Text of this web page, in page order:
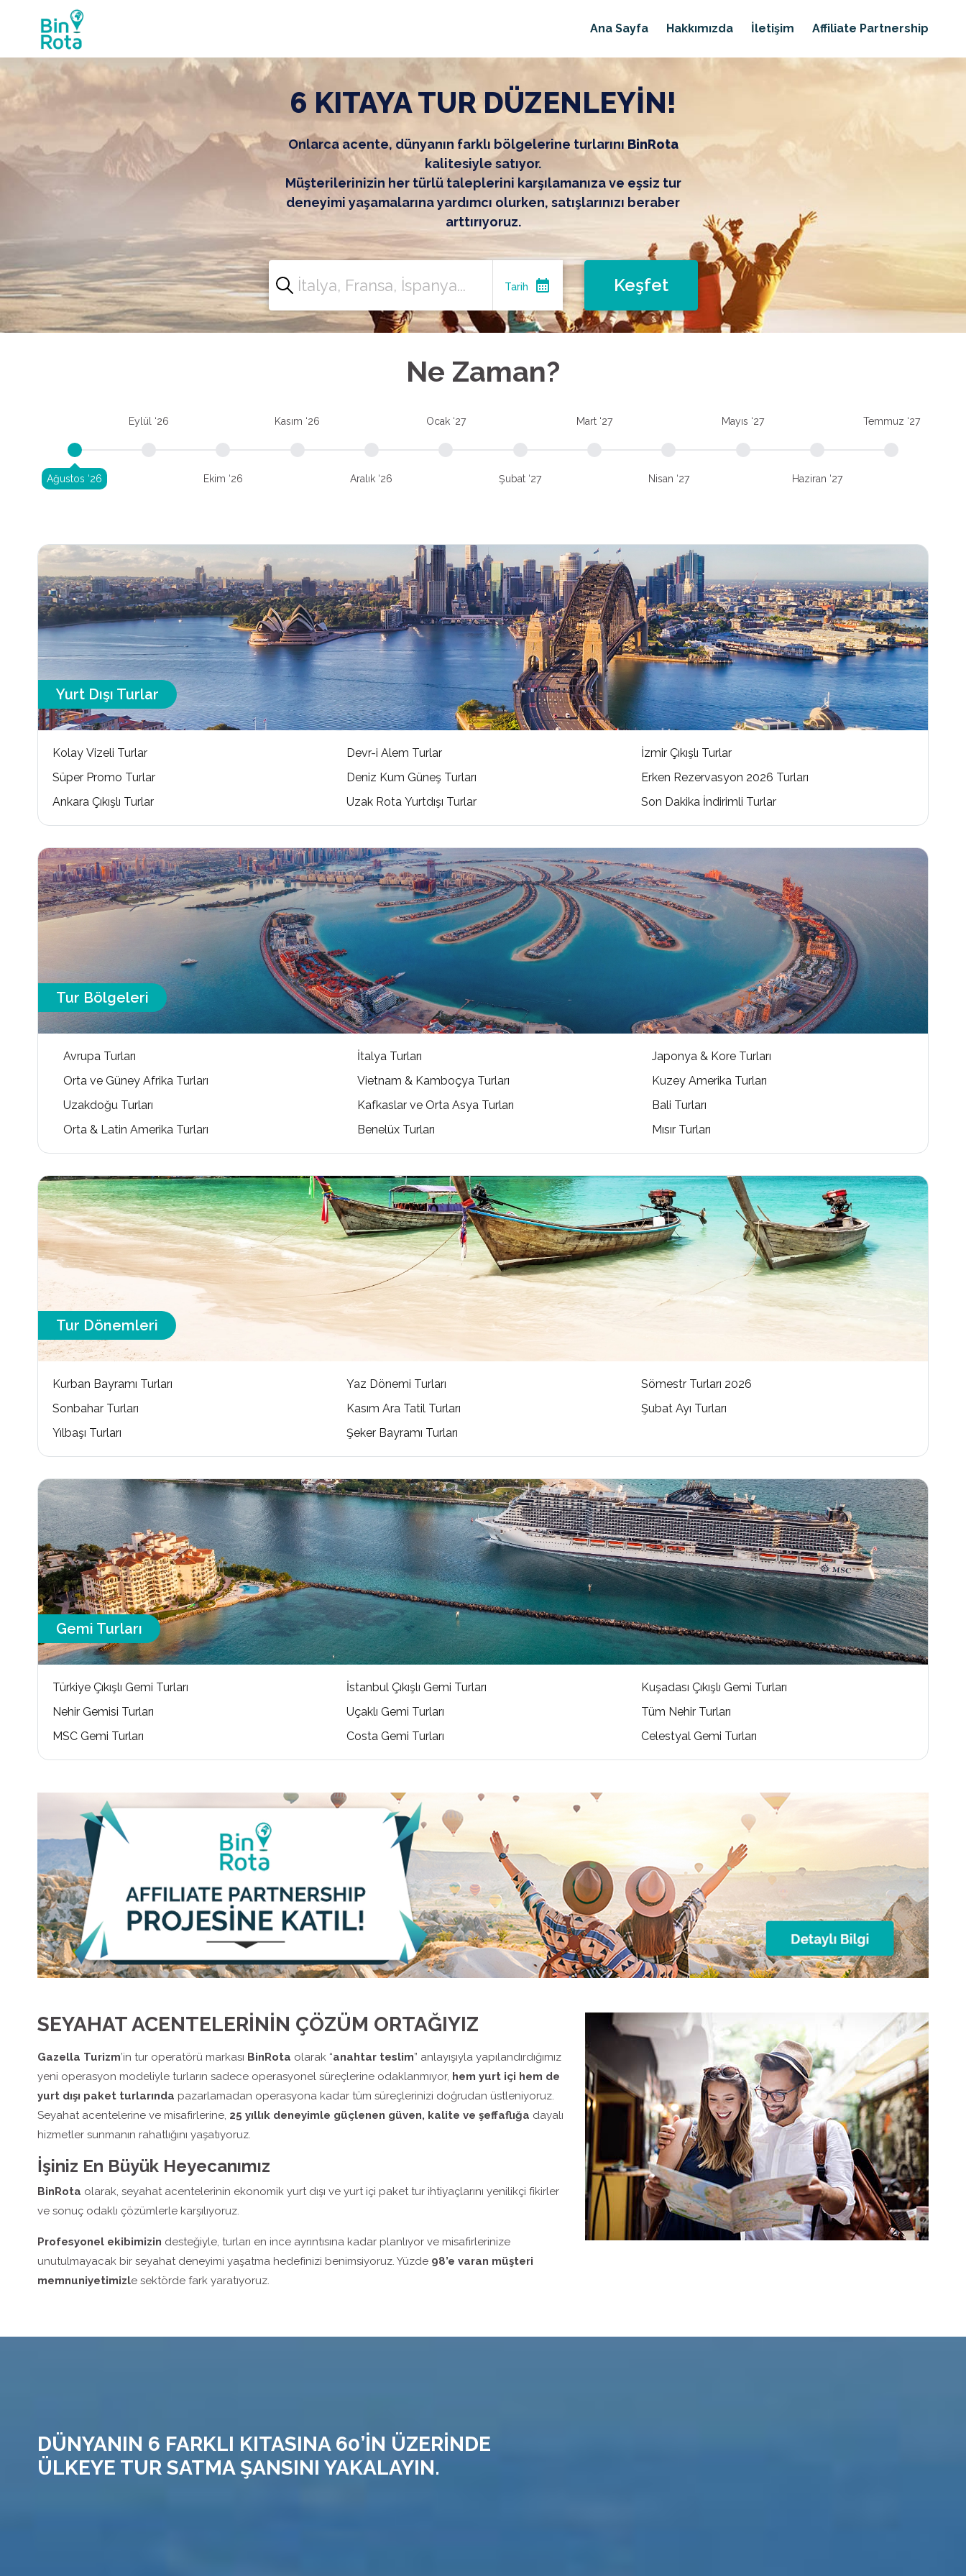
Ana Sayfa Hakkımızda İletişim Affiliate Partnership
6 KITAYA TUR DÜZENLEYİN!
Onlarca acente, dünyanın farklı bölgelerine turlarını BinRota
kalitesiyle satıyor.
Müşterilerinizin her türlü taleplerini karşılamanıza ve eşsiz tur
deneyimi yaşamalarına yardımcı olurken, satışlarınızı beraber
arttırıyoruz.
Tarih calendar_month Keşfet
Ne Zaman?
Ağustos ‘26
Eylül ‘26
Ekim ‘26
Kasım ‘26
Aralık ‘26
Ocak ‘27
Şubat ‘27
Mart ‘27
Nisan ‘27
Mayıs ‘27
Haziran ‘27
Temmuz ‘27
Yurt Dışı Turlar
Kolay Vizeli Turlar Devr-i Alem Turlar
İzmir Çıkışlı Turlar
Süper Promo Turlar
Deniz Kum Güneş Turları
Erken Rezervasyon 2026 Turları
Ankara Çıkışlı Turlar
Uzak Rota Yurtdışı Turlar Son Dakika İndirimli Turlar
Tur Bölgeleri
Avrupa Turları İtalya Turları
Japonya & Kore Turları
Orta ve Güney Afrika Turları
Vietnam & Kamboçya Turları
Kuzey Amerika Turları
Uzakdoğu Turları
Kafkaslar ve Orta Asya Turları
Bali Turları
Orta & Latin Amerika Turları
Benelüx Turları Mısır Turları
Tur Dönemleri
Kurban Bayramı Turları Yaz Dönemi Turları
Sömestr Turları 2026
Sonbahar Turları
Kasım Ara Tatil Turları
Şubat Ayı Turları
Yılbaşı Turları
Şeker Bayramı Turları
Gemi Turları
Türkiye Çıkışlı Gemi Turları İstanbul Çıkışlı Gemi Turları
Kuşadası Çıkışlı Gemi Turları
Nehir Gemisi Turları
Uçaklı Gemi Turları
Tüm Nehir Turları
MSC Gemi Turları
Costa Gemi Turları Celestyal Gemi Turları
SEYAHAT ACENTELERİNİN ÇÖZÜM ORTAĞIYIZ
Gazella Turizm’in tur operatörü markası BinRota olarak “anahtar teslim” anlayışıyla yapılandırdığımız
yeni operasyon modeliyle turların sadece operasyonel süreçlerine odaklanmıyor, hem yurt içi hem de
yurt dışı paket turlarında pazarlamadan operasyona kadar tüm süreçlerinizi doğrudan üstleniyoruz.
Seyahat acentelerine ve misafirlerine, 25 yıllık deneyimle güçlenen güven, kalite ve şeffaflığa dayalı
hizmetler sunmanın rahatlığını yaşatıyoruz.
İşiniz En Büyük Heyecanımız
BinRota olarak, seyahat acentelerinin ekonomik yurt dışı ve yurt içi paket tur ihtiyaçlarını yenilikçi fikirler
ve sonuç odaklı çözümlerle karşılıyoruz.
Profesyonel ekibimizin desteğiyle, turları en ince ayrıntısına kadar planlıyor ve misafirlerinize
unutulmayacak bir seyahat deneyimi yaşatma hedefinizi benimsiyoruz. Yüzde 98’e varan müşteri
memnuniyetimizle sektörde fark yaratıyoruz.
DÜNYANIN 6 FARKLI KITASINA 60’İN ÜZERİNDE
ÜLKEYE TUR SATMA ŞANSINI YAKALAYIN.